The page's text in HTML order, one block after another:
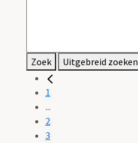
Zoek Uitgebreid zoeken
1
...
2
3